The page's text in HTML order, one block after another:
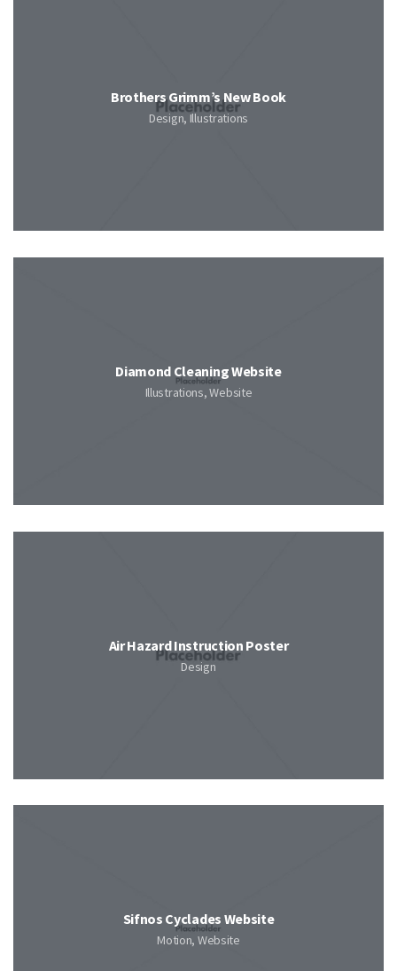
Brothers Grimm’s New Book
Design, Illustrations
Diamond Cleaning Website
Illustrations, Website
Air Hazard Instruction Poster
Design
Sifnos Cyclades Website
Motion, Website